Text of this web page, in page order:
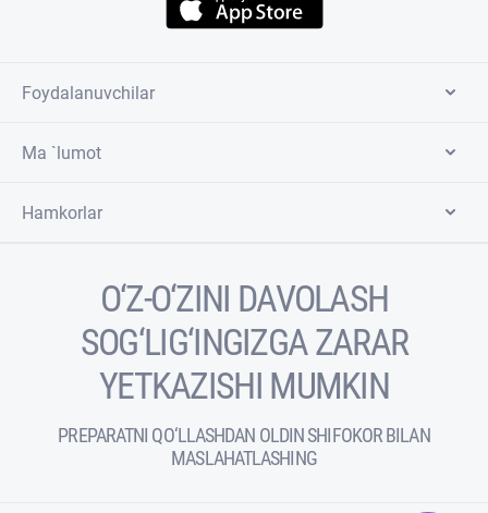
Foydalanuvchilar
Ma `lumot
Hamkorlar
O‘Z-O‘ZINI DAVOLASH
SOG‘LIG‘INGIZGA ZARAR
YETKAZISHI MUMKIN
PREPARATNI QO‘LLASHDAN OLDIN SHIFOKOR BILAN
MASLAHATLASHING